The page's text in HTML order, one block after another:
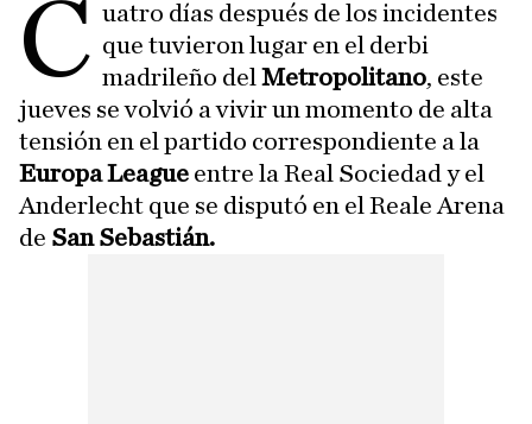
C uatro días después de los incidentes
que tuvieron lugar en el derbi
madrileño delMetropolitano, este
jueves se volvió a vivir un momento de alta
tensión en el partido correspondiente a la
Europa League entre la Real Sociedad y el
Anderlecht que se disputó en el Reale Arena
de San Sebastián.